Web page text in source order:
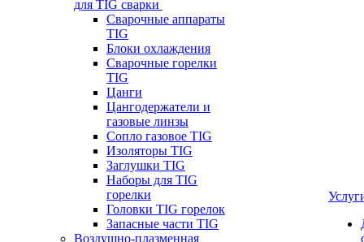
для TIG сварки
Сварочные аппараты
TIG
Блоки охлаждения
Сварочные горелки
TIG
Цанги
Цангодержатели и
газовые линзы
Сопло газовое TIG
Изоляторы TIG
Заглушки TIG
Наборы для TIG
горелки
Головки TIG горелок
Запасные части TIG
Воздушно-плазменная